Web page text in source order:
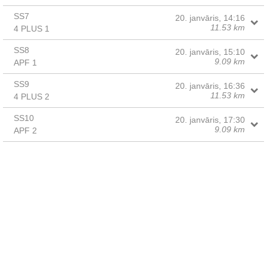
SS7
4 PLUS 1
20. janvāris, 14:16
11.53 km
SS8
APF 1
20. janvāris, 15:10
9.09 km
SS9
4 PLUS 2
20. janvāris, 16:36
11.53 km
SS10
APF 2
20. janvāris, 17:30
9.09 km